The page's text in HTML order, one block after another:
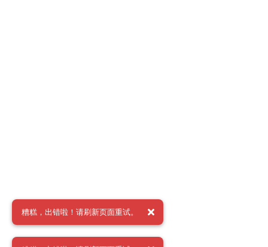
糟糕，出错啦！请刷新页面重试。